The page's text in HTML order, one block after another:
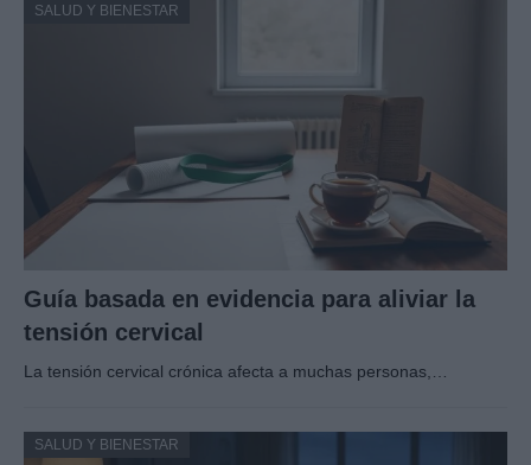
SALUD Y BIENESTAR
Guía basada en evidencia para aliviar la
tensión cervical
La tensión cervical crónica afecta a muchas personas,…
SALUD Y BIENESTAR